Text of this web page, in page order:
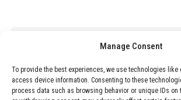
Manage Consent
To provide the best experiences, we use technologies
access device information. Consenting to these
process data such as browsing behavior or unique IDs on